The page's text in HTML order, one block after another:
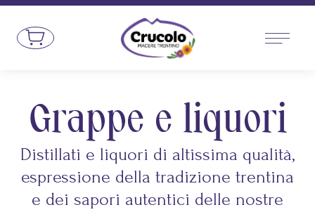
Bottega del Rifugio Crucolo -
Vai al contenuto
Grappe e liquori
Distillati e liquori di altissima qualità,
espressione della tradizione trentina
e dei sapori autentici delle nostre